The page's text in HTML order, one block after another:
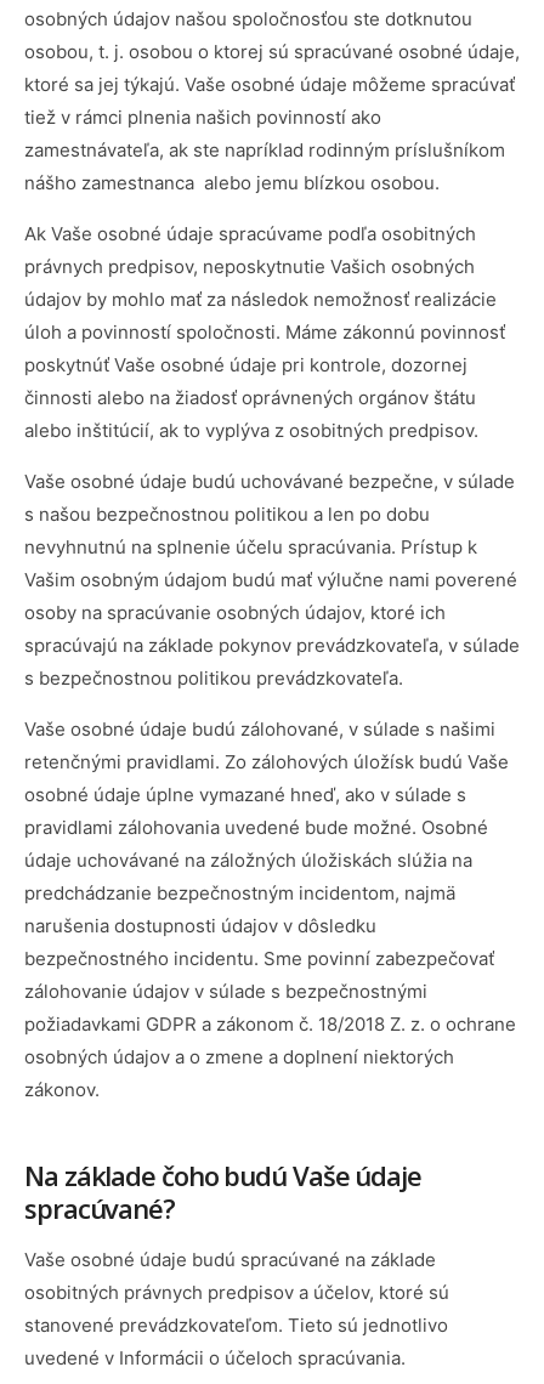
osobných údajov našou spoločnosťou ste dotknutou
osobou, t. j. osobou o ktorej sú spracúvané osobné údaje,
ktoré sa jej týkajú. Vaše osobné údaje môžeme spracúvať
tiež v rámci plnenia našich povinností ako
zamestnávateľa, ak ste napríklad rodinným príslušníkom
nášho zamestnanca alebo jemu blízkou osobou.
Ak Vaše osobné údaje spracúvame podľa osobitných
právnych predpisov, neposkytnutie Vašich osobných
údajov by mohlo mať za následok nemožnosť realizácie
úloh a povinností spoločnosti. Máme zákonnú povinnosť
poskytnúť Vaše osobné údaje pri kontrole, dozornej
činnosti alebo na žiadosť oprávnených orgánov štátu
alebo inštitúcií, ak to vyplýva z osobitných predpisov.
Vaše osobné údaje budú uchovávané bezpečne, v súlade
s našou bezpečnostnou politikou a len po dobu
nevyhnutnú na splnenie účelu spracúvania. Prístup k
Vašim osobným údajom budú mať výlučne nami poverené
osoby na spracúvanie osobných údajov, ktoré ich
spracúvajú na základe pokynov prevádzkovateľa, v súlade
s bezpečnostnou politikou prevádzkovateľa.
Vaše osobné údaje budú zálohované, v súlade s našimi
retenčnými pravidlami. Zo zálohových úložísk budú Vaše
osobné údaje úplne vymazané hneď, ako v súlade s
pravidlami zálohovania uvedené bude možné. Osobné
údaje uchovávané na záložných úložiskách slúžia na
predchádzanie bezpečnostným incidentom, najmä
narušenia dostupnosti údajov v dôsledku
bezpečnostného incidentu. Sme povinní zabezpečovať
zálohovanie údajov v súlade s bezpečnostnými
požiadavkami GDPR a zákonom č. 18/2018 Z. z. o ochrane
osobných údajov a o zmene a doplnení niektorých
zákonov.
Na základe čoho budú Vaše údaje
spracúvané?
Vaše osobné údaje budú spracúvané na základe
osobitných právnych predpisov a účelov, ktoré sú
stanovené prevádzkovateľom. Tieto sú jednotlivo
uvedené v Informácii o účeloch spracúvania.